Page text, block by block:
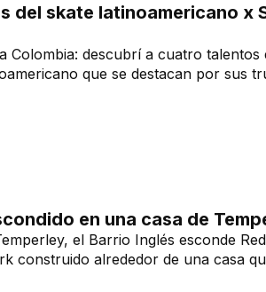
del skate latinoamericano x
Colombia: descubrí a cuatro talentos
que se destacan por sus
en una casa de
el Barrio Inglés esconde
construido alrededor de una casa